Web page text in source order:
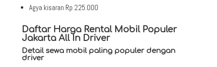
Agya kisaran Rp 225.000
Daftar Harga Rental Mobil Populer
Jakarta All In Driver
Detail sewa mobil paling populer dengan
driver